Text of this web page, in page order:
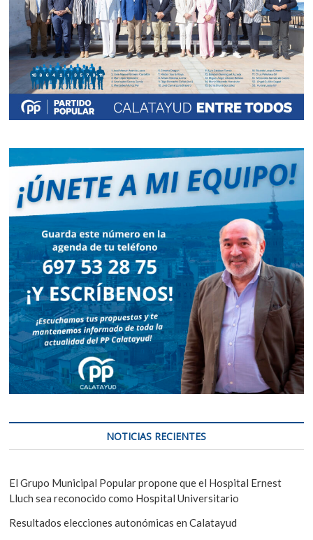
NOTICIAS RECIENTES
El Grupo Municipal Popular propone que el Hospital Ernest
Lluch sea reconocido como Hospital Universitario
Resultados elecciones autonómicas en Calatayud